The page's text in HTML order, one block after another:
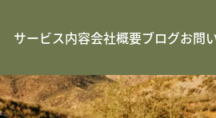
サービス内容会社概要ブログお問